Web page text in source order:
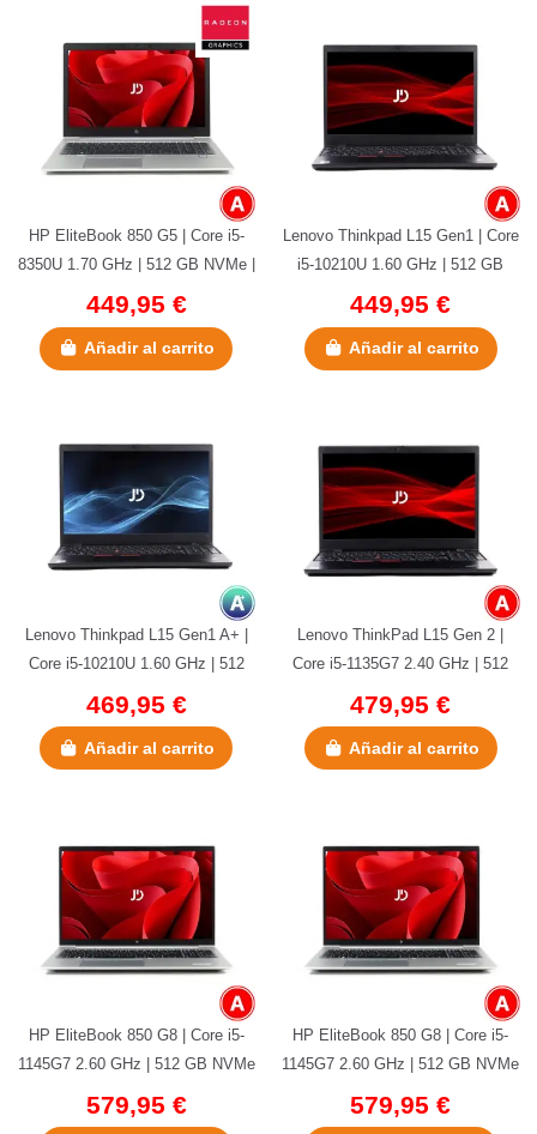
HP EliteBook 850 G5 | Core i5-
8350U 1.70 GHz | 512 GB NVMe |
16 GB DDR4 | 15.6" | AMD...
449,95 €
Añadir al carrito
Lenovo Thinkpad L15 Gen1 | Core
i5-10210U 1.60 GHz | 512 GB
NVMe | 16 GB DDR4 | 15.6" |...
449,95 €
Añadir al carrito
Lenovo Thinkpad L15 Gen1 A+ |
Core i5-10210U 1.60 GHz | 512
GB NVMe | 16 GB DDR4 |...
469,95 €
Añadir al carrito
Lenovo ThinkPad L15 Gen 2 |
Core i5-1135G7 2.40 GHz | 512
GB NVMe | 16 GB DDR4 | 15.6"...
479,95 €
Añadir al carrito
HP EliteBook 850 G8 | Core i5-
1145G7 2.60 GHz | 512 GB NVMe
| 16 GB DDR4 | 15.6" | 4G...
579,95 €
HP EliteBook 850 G8 | Core i5-
1145G7 2.60 GHz | 512 GB NVMe
| 16 GB DDR4 | 15.6" |...
579,95 €